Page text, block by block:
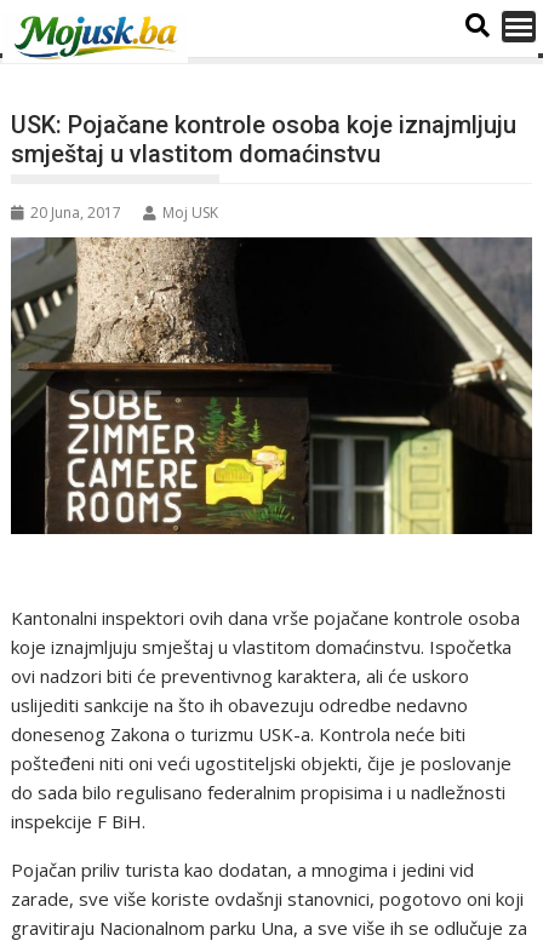
USK: Pojačane kontrole osoba koje iznajmljuju
smještaj u vlastitom domaćinstvu
20 Juna, 2017 Moj USK
Kantonalni inspektori ovih dana vrše pojačane kontrole osoba
koje iznajmljuju smještaj u vlastitom domaćinstvu. Ispočetka
ovi nadzori biti će preventivnog karaktera, ali će uskoro
uslijediti sankcije na što ih obavezuju odredbe nedavno
donesenog Zakona o turizmu USK-a. Kontrola neće biti
pošteđeni niti oni veći ugostiteljski objekti, čije je poslovanje
do sada bilo regulisano federalnim propisima i u nadležnosti
inspekcije F BiH.
Pojačan priliv turista kao dodatan, a mnogima i jedini vid
zarade, sve više koriste ovdašnji stanovnici, pogotovo oni koji
gravitiraju Nacionalnom parku Una, a sve više ih se odlučuje za